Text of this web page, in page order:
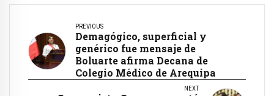
PREVIOUS
Demagógico, superficial y
genérico fue mensaje de
Boluarte afirma Decana de
Colegio Médico de Arequipa
NEXT